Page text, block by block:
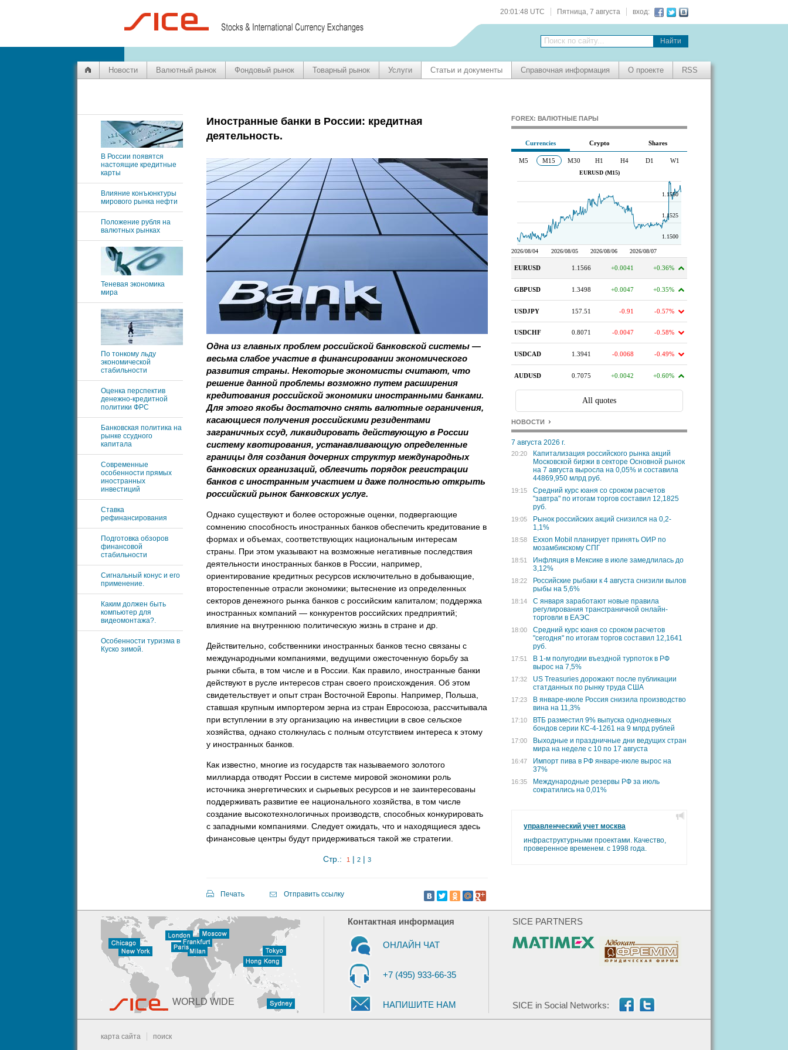
20:01:49 UTC Пятница, 7 августа вход:
Поиск по сайту...
Новости Валютный рынок Фондовый рынок Товарный рынок Услуги Статьи и документы Справочная информация О проекте RSS
В России появятся
настоящие кредитные
карты
Влияние конъюнктуры
мирового рынка нефти
Положение рубля на
валютных рынках
Теневая экономика
мира
По тонкому льду
экономической
стабильности
Оценка перспектив
денежно-кредитной
политики ФРС
Банковская политика на
рынке ссудного
капитала
Современные
особенности прямых
иностранных
инвестиций
Ставка
рефинансирования
Подготовка обзоров
финансовой
стабильности
Сигнальный конус и его
применение.
Каким должен быть
компьютер для
видеомонтажа?.
Особенности туризма в
Куско зимой.
Иностранные банки в России: кредитная
деятельность.
Одна из главных проблем российской банковской системы —
весьма слабое участие в финансировании экономического
развития страны. Некоторые экономисты считают, что
решение данной проблемы возможно путем расширения
кредитования российской экономики иностранными банками.
Для этого якобы достаточно снять валютные ограничения,
касающиеся получения российскими резидентами
заграничных ссуд, ликвидировать действующую в России
систему квотирования, устанавливающую определенные
границы для создания дочерних структур международных
банковских организаций, облегчить порядок регистрации
банков с иностранным участием и даже полностью открыть
российский рынок банковских услуг.
Однако существуют и более осторожные оценки, подвергающие
сомнению способность иностранных банков обеспечить кредитование в
формах и объемах, соответствующих национальным интересам
страны. При этом указывают на возможные негативные последствия
деятельности иностранных банков в России, например,
ориентирование кредитных ресурсов исключительно в добывающие,
второстепенные отрасли экономики; вытеснение из определенных
секторов денежного рынка банков с российским капиталом; поддержка
иностранных компаний — конкурентов российских предприятий;
влияние на внутреннюю политическую жизнь в стране и др.
Действительно, собственники иностранных банков тесно связаны с
международными компаниями, ведущими ожесточенную борьбу за
рынки сбыта, в том числе и в России. Как правило, иностранные банки
действуют в русле интересов стран своего происхождения. Об этом
свидетельствует и опыт стран Восточной Европы. Например, Польша,
ставшая крупным импортером зерна из стран Евросоюза, рассчитывала
при вступлении в эту организацию на инвестиции в свое сельское
хозяйства, однако столкнулась с полным отсутствием интереса к этому
у иностранных банков.
Как известно, многие из государств так называемого золотого
миллиарда отводят России в системе мировой экономики роль
источника энергетических и сырьевых ресурсов и не заинтересованы
поддерживать развитие ее национального хозяйства, в том числе
создание высокотехнологичных производств, способных конкурировать
с западными компаниями. Следует ожидать, что и находящиеся здесь
финансовые центры будут придерживаться такой же стратегии.
Стр.: 1 | 2 | 3
Печать Отправить ссылку
FOREX: ВАЛЮТНЫЕ ПАРЫ
НОВОСТИ
7 августа 2026 г.
20:20
Капитализация российского рынка акций
Московской биржи в секторе Основной рынок
на 7 августа выросла на 0,05% и составила
44869,950 млрд руб.
19:15
Средний курс юаня со сроком расчетов
"завтра" по итогам торгов составил 12,1825
руб.
19:05
Рынок российских акций снизился на 0,2-
1,1%
18:58
Exxon Mobil планирует принять ОИР по
мозамбикскому СПГ
18:51
Инфляция в Мексике в июле замедлилась до
3,12%
18:22
Российские рыбаки к 4 августа снизили вылов
рыбы на 5,6%
18:14
С января заработают новые правила
регулирования трансграничной онлайн-
торговли в ЕАЭС
18:00
Средний курс юаня со сроком расчетов
"сегодня" по итогам торгов составил 12,1641
руб.
17:51
В 1-м полугодии въездной турпоток в РФ
вырос на 7,5%
17:32
US Treasuries дорожают после публикации
статданных по рынку труда США
17:23
В январе-июле Россия снизила производство
вина на 11,3%
17:10
ВТБ разместил 9% выпуска однодневных
бондов серии КС-4-1261 на 9 млрд рублей
17:00
Выходные и праздничные дни ведущих стран
мира на неделе с 10 по 17 августа
16:47
Импорт пива в РФ январе-июле вырос на
37%
16:35
Международные резервы РФ за июль
сократились на 0,01%
управленческий учет москва
инфраструктурными проектами. Качество,
проверенное временем. с 1998 года.
WORLD WIDE
Контактная информация
ОНЛАЙН ЧАТ
+7 (495) 933-66-35
НАПИШИТЕ НАМ
SICE PARTNERS
SICE in Social Networks:
карта сайта поиск